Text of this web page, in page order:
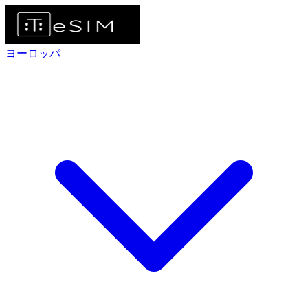
ヨーロッパ